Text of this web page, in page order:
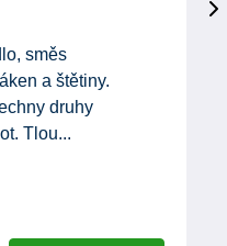
směs
a štětiny.
druhy
Tlou...